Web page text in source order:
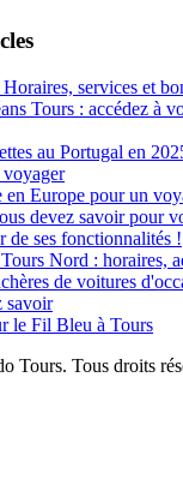
services et
Tours : accédez à
au Portugal en
voyager
en Europe pour un
devez savoir pour
de ses fonctionnalités !
Nord : horaires,
de voitures
savoir
le Fil Bleu à Tours
Tours. Tous droits